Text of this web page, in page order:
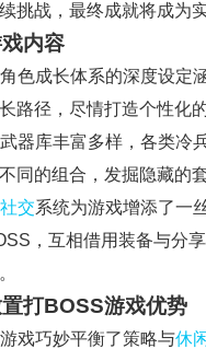
挑战，最终成就将成为
内容
色成长体系的深度设定
路径，尽情打造个性化
器库丰富多样，各类冷
同的组合，发掘隐藏的
社交系统为游戏增添了一
，互相借用装备与分
打BOSS游戏优势
戏巧妙平衡了策略与休